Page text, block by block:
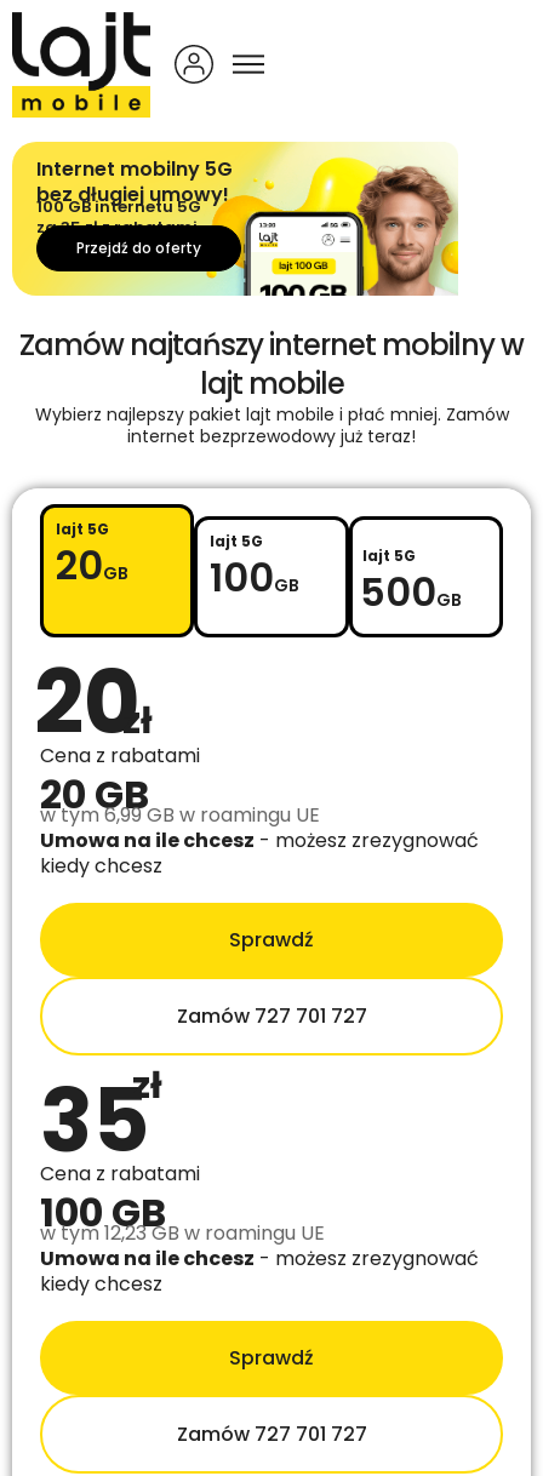
Internet mobilny 5G
bez długiej umowy!
100 GB internetu 5G
za 35 zł z rabatami.
Przejdź do oferty
Zamów najtańszy internet mobilny w
lajt mobile
Wybierz najlepszy pakiet lajt mobile i płać mniej. Zamów
internet bezprzewodowy już teraz!
lajt 5G
20GB
lajt 5G
100GB
lajt 5G
500GB
20zł
Cena z rabatami
20 GB
w tym 6,99 GB w roamingu UE
Umowa na ile chcesz - możesz zrezygnować
kiedy chcesz
Sprawdź
Zamów 727 701 727
35zł
Cena z rabatami
100 GB
w tym 12,23 GB w roamingu UE
Umowa na ile chcesz - możesz zrezygnować
kiedy chcesz
Sprawdź
Zamów 727 701 727